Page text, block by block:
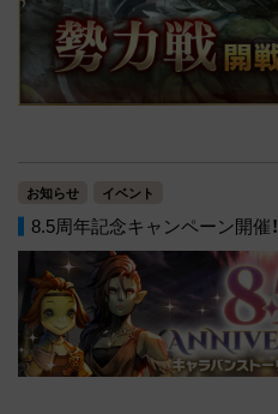
お知らせ イベント
8.5周年記念キャンペーン開催！